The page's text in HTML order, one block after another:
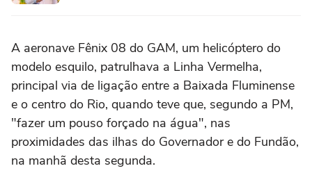
A aeronave Fênix 08 do GAM, um helicóptero do
modelo esquilo, patrulhava a Linha Vermelha,
principal via de ligação entre a Baixada Fluminense
e o centro do Rio, quando teve que, segundo a PM,
"fazer um pouso forçado na água", nas
proximidades das ilhas do Governador e do Fundão,
na manhã desta segunda.